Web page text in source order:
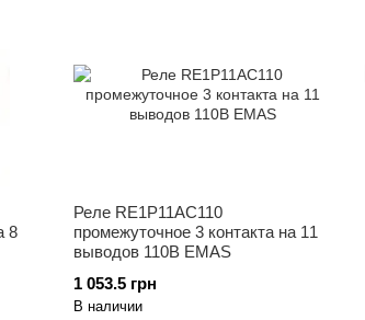
8
Реле RE1P11AC110
промежуточное 3 контакта на 11
выводов 110В EMAS
1 053.5 грн
В наличии